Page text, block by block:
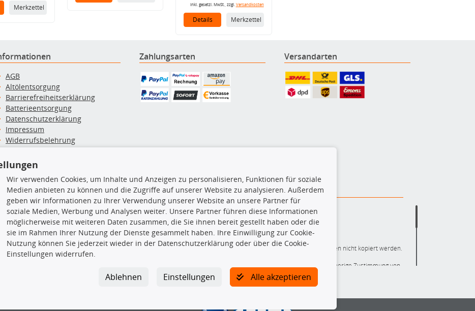
Merkzettel inkl. gesetzl. MwSt., zzgl. Versandkosten
Details Merkzettel
AGB
Altölentsorgung
Barrierefreiheitserklärung
Batterieentsorgung
Datenschutzerklärung
Impressum
Widerrufsbelehrung
Widerruf des Vertrags
Zahlung & Versand
Zahlungsarten Versandarten
Top Produkte
Dachboxen
Dachgrundträger
Ersatzteile
Fahrradträger
Motoröle
TecDoc Inside
Die hier angezeigten Daten insbesondere die gesamte Datenbank dürfen nicht kopiert werden.
Es ist zu unterlassen, die Daten oder die gesamte Datenbank ohne vorherige Zustimmung von
TecDoc zu vervielfältigen, zu verbreiten und/oder diese Handlungen durch Dritte ausführen zu
lassen. Ein Zuwiderhandeln stellt eine Urheberrechtsverletzung dar und wird verfolgt.
Bitte prüfen Sie, ob das über unseren Onlineshop identifizierte Ersatzteil auch tatsächlich dem
Wir verwenden Cookies, um Inhalte und Anzeigen zu personalisieren, Funktionen für soziale
Medien anbieten zu können und die Zugriffe auf unserer Website zu analysieren. Außerdem
geben wir Informationen zu Ihrer Verwendung unserer Website an unsere Partner für
soziale Medien, Werbung und Analysen weiter. Unsere Partner führen diese Informationen
möglicherweise mit weiteren Daten zusammen, die Sie ihnen bereit gestellt haben oder die
sie im Rahmen Ihrer Nutzung der Dienste gesammelt haben. Ihre Einwilligung zur Cookie-
Nutzung können Sie jederzeit wieder in der Datenschutzerklärung oder über die Cookie-
Einstellungen widerrufen.
Alle akzeptieren
Einstellungen
Ablehnen